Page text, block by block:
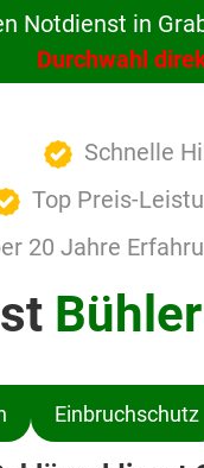
Notdienst in
Durchwahl
Schnelle
Top Preis-
20 Jahre
Bühler
Einbruchschutz